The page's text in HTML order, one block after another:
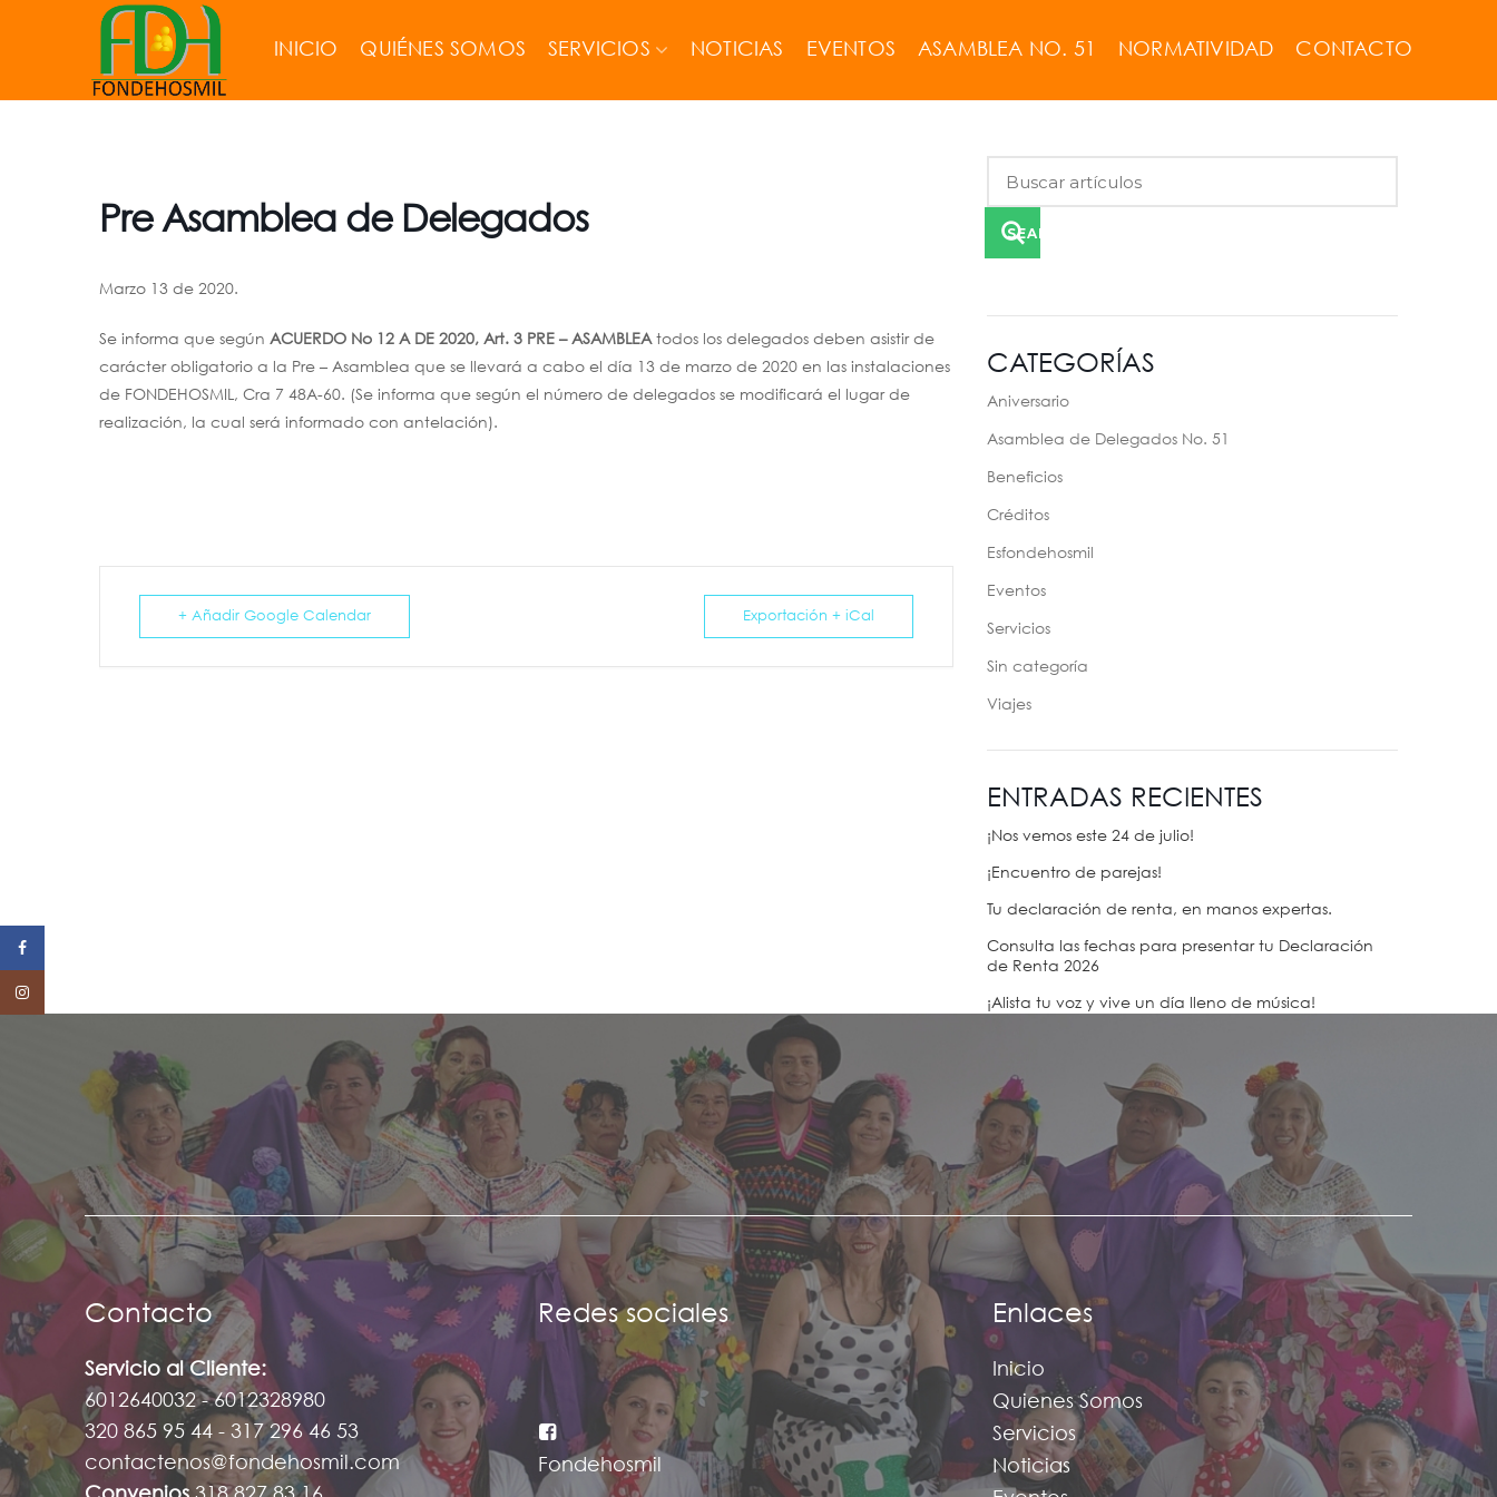
INICIO QUIÉNES SOMOS SERVICIOS NOTICIAS EVENTOS ASAMBLEA NO. 51 NORMATIVIDAD CONTACTO
Pre Asamblea de Delegados
Marzo 13 de 2020.
Se informa que según ACUERDO No 12 A DE 2020, Art. 3 PRE – ASAMBLEA todos los delegados deben asistir de
carácter obligatorio a la Pre – Asamblea que se llevará a cabo el día 13 de marzo de 2020 en las instalaciones
de FONDEHOSMIL, Cra 7 48A-60. (Se informa que según el número de delegados se modificará el lugar de
realización, la cual será informado con antelación).
+ Añadir Google Calendar Exportación + iCal
SEARCH
CATEGORÍAS
Aniversario
Asamblea de Delegados No. 51
Beneficios
Créditos
Esfondehosmil
Eventos
Servicios
Sin categoría
Viajes
ENTRADAS RECIENTES
¡Nos vemos este 24 de julio!
¡Encuentro de parejas!
Tu declaración de renta, en manos expertas.
Consulta las fechas para presentar tu Declaración
de Renta 2026
¡Alista tu voz y vive un día lleno de música!
Contacto
Servicio al Cliente:
6012640032 - 6012328980
320 865 95 44 - 317 296 46 53
contactenos@fondehosmil.com
Redes sociales
Fondehosmil
Enlaces
Inicio
Quienes Somos
Servicios
Noticias